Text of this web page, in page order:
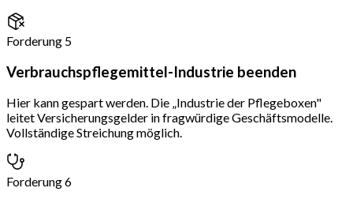
Forderung 5
Verbrauchspflegemittel-Industrie beenden
Hier kann gespart werden. Die „Industrie der Pflegeboxen"
leitet Versicherungsgelder in fragwürdige Geschäftsmodelle.
Vollständige Streichung möglich.
Forderung 6